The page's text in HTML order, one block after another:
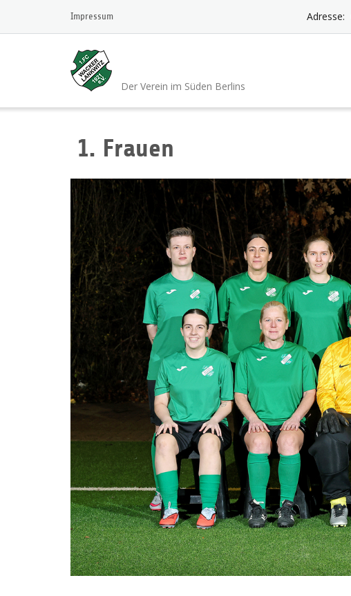
content
Impressum Adresse:
Der Verein im Süden Berlins
1. Frauen